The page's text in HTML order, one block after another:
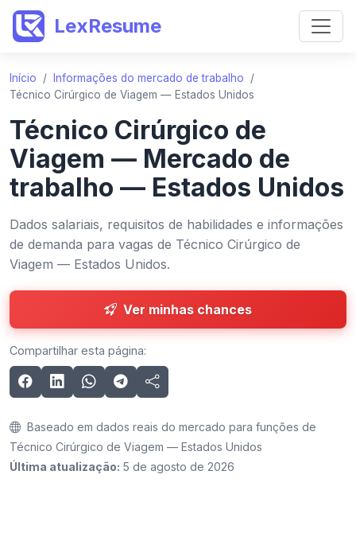
LexResume
Início / Informações do mercado de trabalho
/
Técnico Cirúrgico de Viagem — Estados Unidos
Técnico Cirúrgico de
Viagem — Mercado de
trabalho — Estados Unidos
Dados salariais, requisitos de habilidades e informações
de demanda para vagas de Técnico Cirúrgico de
Viagem — Estados Unidos.
Ver minhas chances
Compartilhar esta página:
Baseado em dados reais do mercado para funções de
Técnico Cirúrgico de Viagem — Estados Unidos
Última atualização: 5 de agosto de 2026